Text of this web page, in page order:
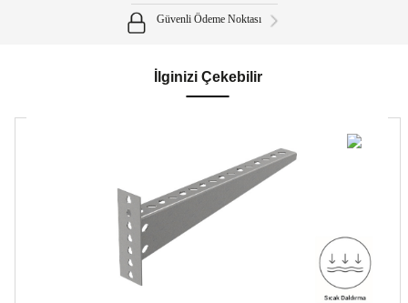
Güvenli Ödeme Noktası
İlginizi Çekebilir